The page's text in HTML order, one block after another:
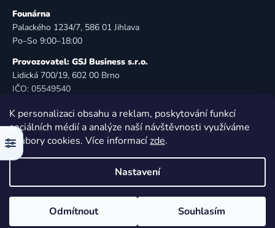
K personalizaci obsahu a reklam, poskytování funkcí
sociálních médií a analýze naší návštěvnosti využíváme
soubory cookies. Více informacízde.
Nastavení
Odmítnout Souhlasím
Founárna
Palackého 1234/7, 586 01 Jihlava
Po–So 9:00–18:00
Provozovatel: GSJ Business s.r.o.
Lidická 700/19, 602 00 Brno
IČO: 05549540
E-mail:info@founarna.cz
Telefon: 721 485 258
© Founárna. Všechna práva vyhrazena.
Vytvořil Shoptet
Copyright 2026Founárna
. Všechna práva vyhrazena.
Filtr